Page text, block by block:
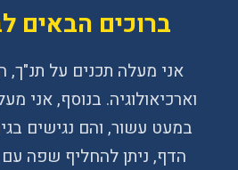
ברוכים הבאים
אני מעלה תכנים על תנ"ך,
וארכיאולוגיה. בנוסף, אני
במעט עשור, והם נגישים
הדף, ניתן להחליף שפה עם